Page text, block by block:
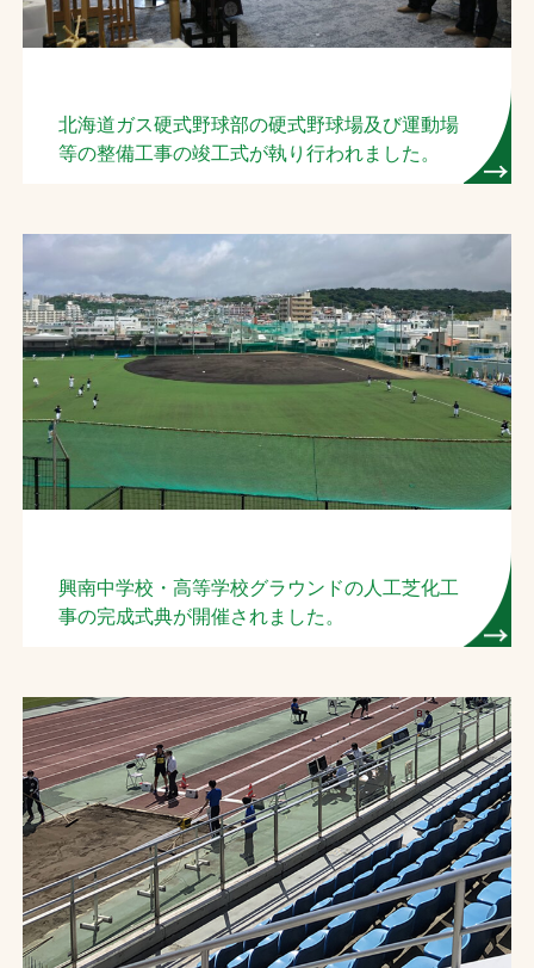
北海道ガス硬式野球部の硬式野球場及び運動場
等の整備工事の竣工式が執り行われました。
興南中学校・高等学校グラウンドの人工芝化工
事の完成式典が開催されました。